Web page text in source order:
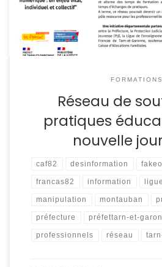
10 : « Bien s’informer à […]
FORMATIONS
Réseau de
pratiques
nouvelle
caf82 desinformation
francas82 information
manipulation montauban
préfecture préfettarn-et-
professionnels réseau